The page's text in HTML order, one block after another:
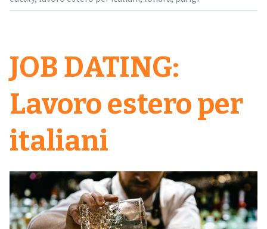
JOB DATING:
Lavoro estero per
italiani